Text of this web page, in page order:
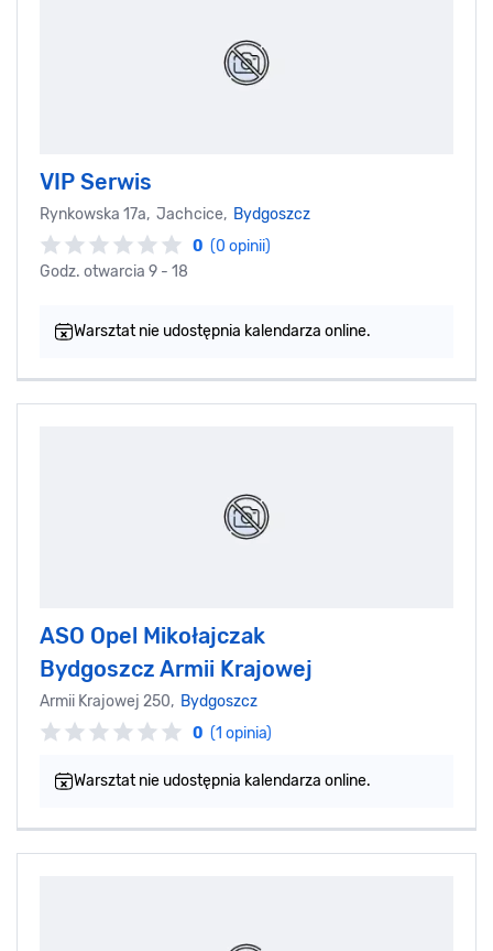
VIP Serwis
Rynkowska 17a, Jachcice, Bydgoszcz
0 (0 opinii)
Godz. otwarcia 9 - 18
Warsztat nie udostępnia kalendarza online.
ASO Opel Mikołajczak
Bydgoszcz Armii Krajowej
Armii Krajowej 250, Bydgoszcz
0 (1 opinia)
Warsztat nie udostępnia kalendarza online.